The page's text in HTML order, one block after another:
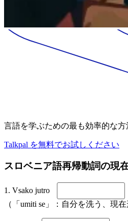
言語を学ぶための最も効率的な方
Talkpal を無料でお試しください
スロベニア語再帰動詞の現
1. Vsako jutro
（「umiti se」：自分を洗う、現在